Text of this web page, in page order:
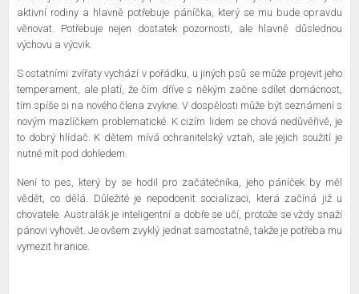
aktivní rodiny a hlavně potřebuje páníčka, který se mu bude opravdu
věnovat. Potřebuje nejen dostatek pozornosti, ale hlavně důslednou
výchovu a výcvik.
S ostatními zvířaty vychází v pořádku, u jiných psů se může projevit jeho
temperament, ale platí, že čím dříve s někým začne sdílet domácnost,
tím spíše si na nového člena zvykne. V dospělosti může být seznámení s
novým mazlíčkem problematické. K cizím lidem se chová nedůvěřivě, je
to dobrý hlídač. K dětem mívá ochranitelský vztah, ale jejich soužití je
nutné mít pod dohledem.
Není to pes, který by se hodil pro začátečníka, jeho páníček by měl
vědět, co dělá. Důležité je nepodcenit socializaci, která začíná již u
chovatele. Australák je inteligentní a dobře se učí, protože se vždy snaží
pánovi vyhovět. Je ovšem zvyklý jednat samostatně, takže je potřeba mu
vymezit hranice.